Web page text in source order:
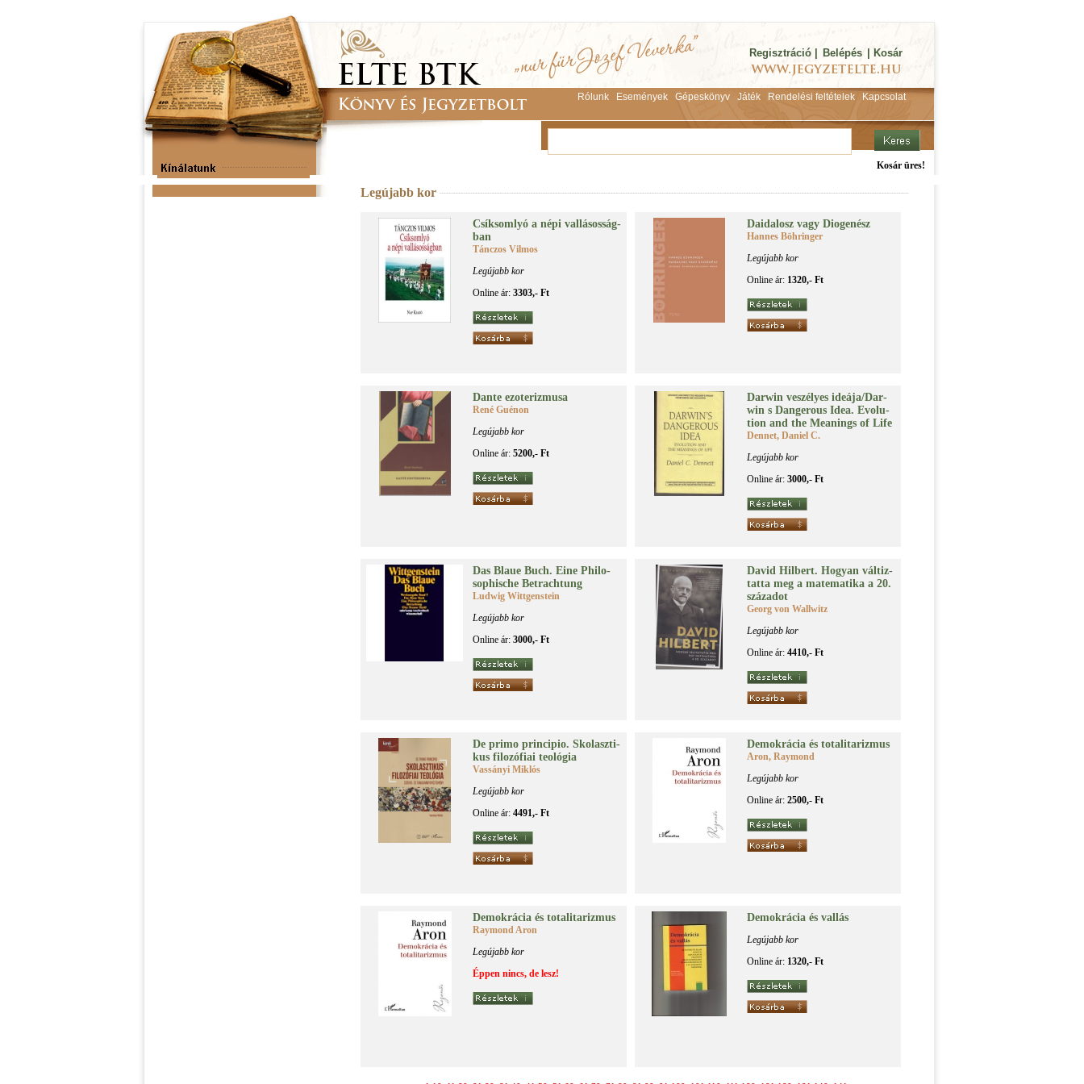
Regisztráció Belépés Kosár
Rólunk Események Gépeskönyv Játék Rendelési feltételek Kapcsolat
Kosár üres!
Legújabb kor
Csík­som­lyó a né­pi val­lá­sos­ság­
ban
Tánczos Vilmos
Legújabb kor
Online ár: 3303,- Ft
Dai­da­losz vagy Di­o­ge­nész
Hannes Böhringer
Legújabb kor
Online ár: 1320,- Ft
Dan­te ezo­te­r­iz­mu­sa
René Guénon
Legújabb kor
Online ár: 5200,- Ft
Dar­win ve­szé­lyes ide­á­ja/Dar­
win s Dang­erous Idea. Evo­lu­
ti­on and the Me­anings of Life
Dennet, Daniel C.
Legújabb kor
Online ár: 3000,- Ft
Das Bla­ue Buch. Ei­ne Phi­lo­
sop­his­che Be­trach­tung
Ludwig Wittgenstein
Legújabb kor
Online ár: 3000,- Ft
Da­vid Hil­bert. Ho­gyan vál­tiz­
tat­ta meg a ma­te­ma­ti­ka a 20.
szá­za­dot
Georg von Wallwitz
Legújabb kor
Online ár: 4410,- Ft
De pri­mo prin­ci­pio. Sko­lasz­ti­
kus fi­lo­zó­fi­ai teo­ló­gia
Vassányi Miklós
Legújabb kor
Online ár: 4491,- Ft
De­mok­rá­cia és to­ta­li­ta­riz­mus
Aron, Raymond
Legújabb kor
Online ár: 2500,- Ft
De­mok­rá­cia és to­ta­li­ta­riz­mus
Raymond Aron
Legújabb kor
Éppen nincs, de lesz!
De­mok­rá­cia és val­lás
Legújabb kor
Online ár: 1320,- Ft